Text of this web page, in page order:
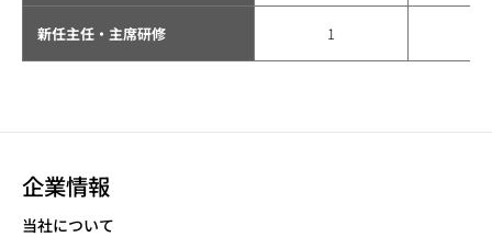
新任主任・主席研修 1
企業情報
当社について